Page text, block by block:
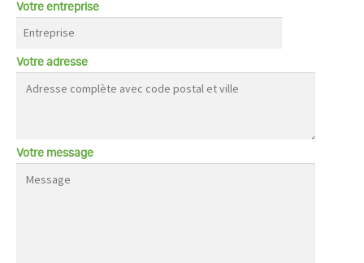
Votre entreprise
Votre adresse
Votre message